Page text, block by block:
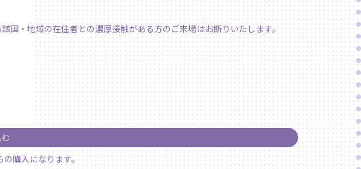
国・地域の在住者との濃厚接触がある方のご来場はお断りいたします。
購入になります。